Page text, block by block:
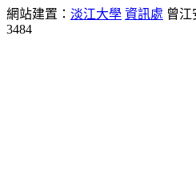
網站建置： 淡江大學 資訊處 曾江
3484